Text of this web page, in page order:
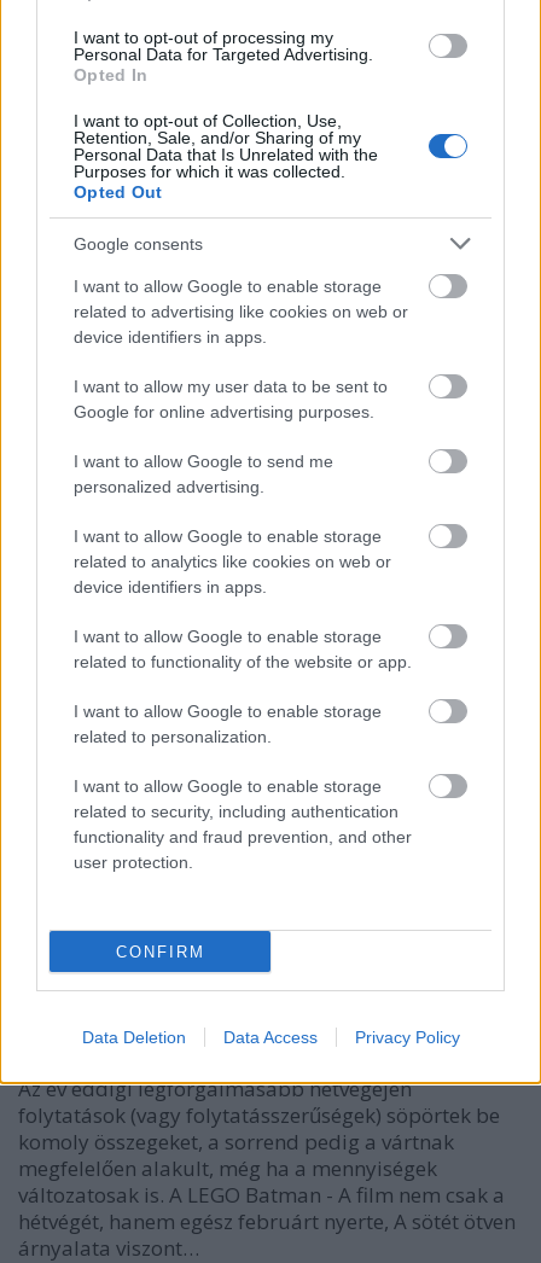
I want to opt-out of processing my
Personal Data for Targeted Advertising.
Opted In
I want to opt-out of Collection, Use,
Retention, Sale, and/or Sharing of my
Personal Data that Is Unrelated with the
Purposes for which it was collected.
Opted Out
Google consents
I want to allow Google to enable storage
related to advertising like cookies on web or
device identifiers in apps.
I want to allow my user data to be sent to
Google for online advertising purposes.
I want to allow Google to send me
personalized advertising.
I want to allow Google to enable storage
related to analytics like cookies on web or
device identifiers in apps.
I want to allow Google to enable storage
related to functionality of the website or app.
I want to allow Google to enable storage
related to personalization.
I want to allow Google to enable storage
related to security, including authentication
functionality and fraud prevention, and other
user protection.
CONFIRM
Data Deletion Data Access Privacy Policy
heti bemutatók (2017.8.10.)
Kreálódó horrorbabák, gátlástalan muterok,
megszaporodó csecsemők, érzelmes animációk. Heti
bemutatók.
usa box office: második felvonások
2017. február 12.
Az év eddigi legforgalmasabb hétvégéjén
folytatások (vagy folytatásszerűségek) söpörtek be
komoly összegeket, a sorrend pedig a vártnak
megfelelően alakult, még ha a mennyiségek
változatosak is. A LEGO Batman - A film nem csak a
hétvégét, hanem egész februárt nyerte, A sötét ötven
árnyalata viszont…